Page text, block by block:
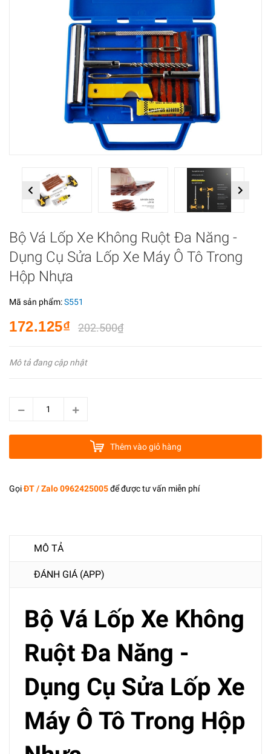
Previous Next
Bộ Vá Lốp Xe Không Ruột Đa Năng -
Dụng Cụ Sửa Lốp Xe Máy Ô Tô Trong
Hộp Nhựa
Mã sản phẩm:S551
172.125₫ 202.500₫
Mô tả đang cập nhật
Thêm vào giỏ hàng
GọiĐT / Zalo 0962425005để được tư vấn miễn phí
MÔ TẢ
ĐÁNH GIÁ (APP)
Bộ Vá Lốp Xe Không
Ruột Đa Năng -
Dụng Cụ Sửa Lốp Xe
Máy Ô Tô Trong Hộp